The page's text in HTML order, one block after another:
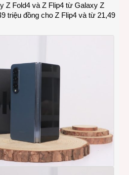
Z Fold4 và Z Flip4 từ Galaxy Z
triệu đồng cho Z Flip4 và từ 21,49